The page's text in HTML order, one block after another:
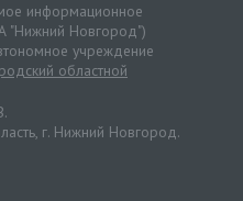
информационное
"Нижний Новгород")
учреждение
областной
г. Нижний Новгород.